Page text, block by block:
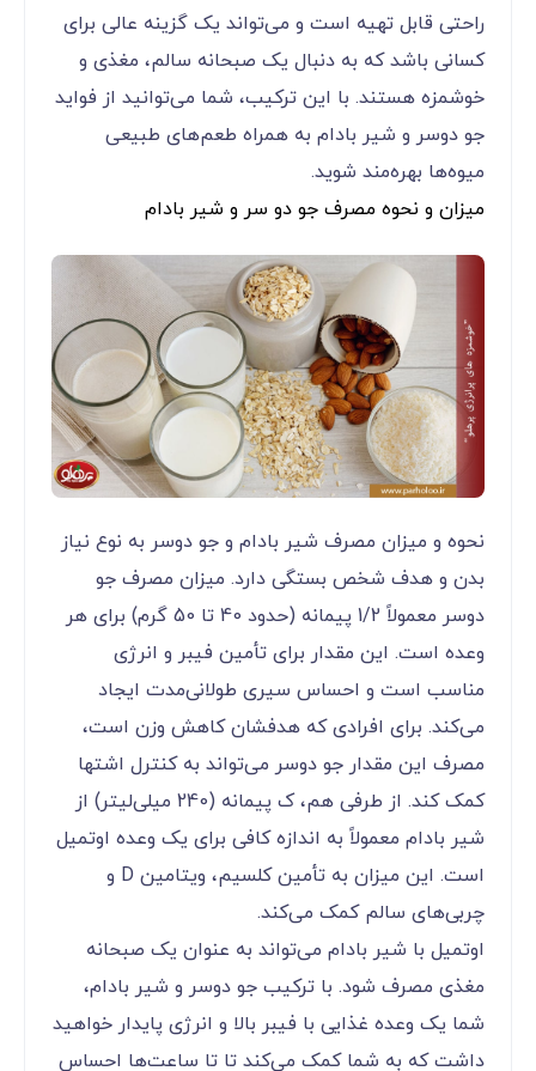
راحتی قابل تهیه است و می‌تواند یک گزینه عالی برای
کسانی باشد که به دنبال یک صبحانه سالم، مغذی و
خوشمزه هستند. با این ترکیب، شما می‌توانید از فواید
جو دوسر و شیر بادام به همراه طعم‌های طبیعی
میوه‌ها بهره‌مند شوید.
میزان و نحوه مصرف جو دو سر و شیر بادام
نحوه و میزان مصرف شیر بادام و جو دوسر به نوع نیاز
بدن و هدف شخص بستگی دارد. میزان مصرف جو
دوسر معمولاً 1/2 پیمانه (حدود 40 تا 50 گرم) برای هر
وعده است. این مقدار برای تأمین فیبر و انرژی
مناسب است و احساس سیری طولانی‌مدت ایجاد
می‌کند. برای افرادی که هدفشان کاهش وزن است،
مصرف این مقدار جو دوسر می‌تواند به کنترل اشتها
کمک کند. از طرفی هم، ک پیمانه (240 میلی‌لیتر) از
شیر بادام معمولاً به اندازه کافی برای یک وعده اوتمیل
است. این میزان به تأمین کلسیم، ویتامین D و
چربی‌های سالم کمک می‌کند.
اوتمیل با شیر بادام می‌تواند به عنوان یک صبحانه
مغذی مصرف شود. با ترکیب جو دوسر و شیر بادام،
شما یک وعده غذایی با فیبر بالا و انرژی پایدار خواهید
داشت که به شما کمک می‌کند تا تا ساعت‌ها احساس